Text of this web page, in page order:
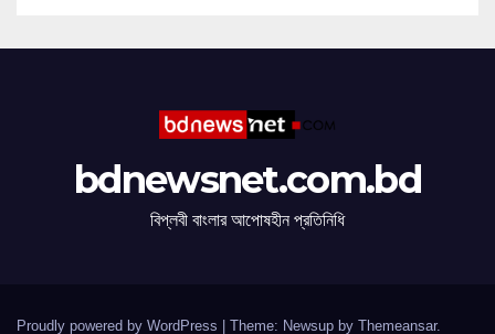
bdnewsnet.com.bd
বিপ্লবী বাংলার আপোষহীন প্রতিনিধি
Proudly powered by WordPress Theme: Newsup by Themeansar.